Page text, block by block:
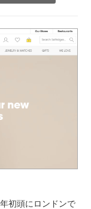
初頭にロンドンで